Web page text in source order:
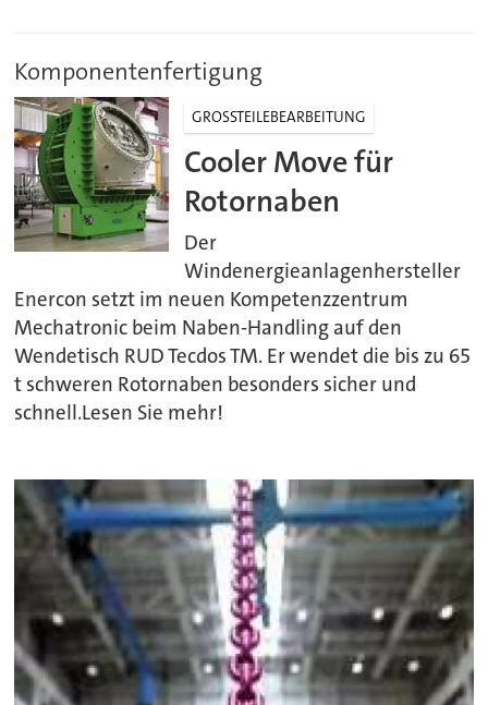
Komponentenfertigung
GROSSTEILEBEARBEITUNG
Cooler Move für
Rotornaben
Der
Windenergieanlagenhersteller
Enercon setzt im neuen Kompetenzzentrum
Mechatronic beim Naben-Handling auf den
Wendetisch RUD Tecdos TM. Er wendet die bis zu 65
t schweren Rotornaben besonders sicher und
schnell.Lesen Sie mehr!